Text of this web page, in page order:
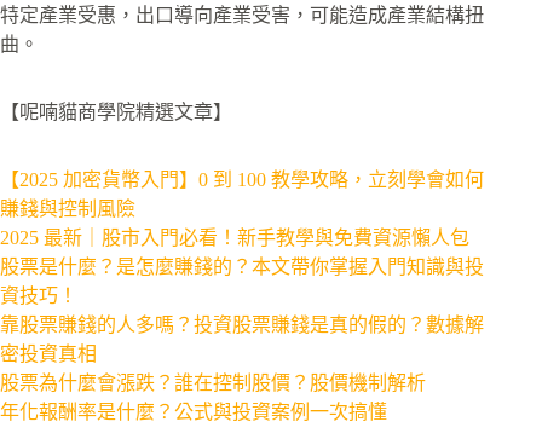
特定產業受惠，出口導向產業受害，可能造成產業結構扭
曲。
【呢喃貓商學院精選文章】
【2025 加密貨幣入門】0 到 100 教學攻略，立刻學會如何
賺錢與控制風險
2025 最新｜股市入門必看！新手教學與免費資源懶人包
股票是什麼？是怎麼賺錢的？本文帶你掌握入門知識與投
資技巧！
靠股票賺錢的人多嗎？投資股票賺錢是真的假的？數據解
密投資真相
股票為什麼會漲跌？誰在控制股價？股價機制解析
年化報酬率是什麼？公式與投資案例一次搞懂